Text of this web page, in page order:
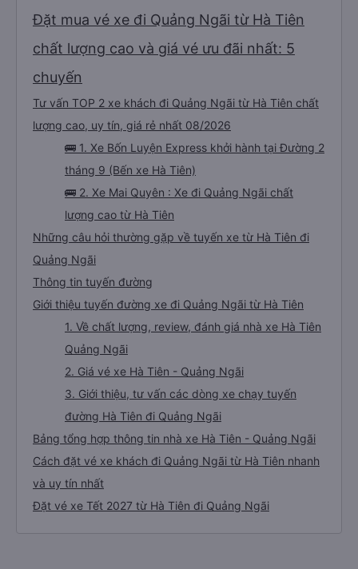
Đặt mua vé xe đi Quảng Ngãi từ Hà Tiên
chất lượng cao và giá vé ưu đãi nhất: 5
chuyến
Tư vấn TOP 2 xe khách đi Quảng Ngãi từ Hà Tiên chất
lượng cao, uy tín, giá rẻ nhất 08/2026
🚌 1. Xe Bốn Luyện Express khởi hành tại Đường 2
tháng 9 (Bến xe Hà Tiên)
🚌 2. Xe Mai Quyên : Xe đi Quảng Ngãi chất
lượng cao từ Hà Tiên
Những câu hỏi thường gặp về tuyến xe từ Hà Tiên đi
Quảng Ngãi
Thông tin tuyến đường
Giới thiệu tuyến đường xe đi Quảng Ngãi từ Hà Tiên
1. Về chất lượng, review, đánh giá nhà xe Hà Tiên
Quảng Ngãi
2. Giá vé xe Hà Tiên - Quảng Ngãi
3. Giới thiệu, tư vấn các dòng xe chạy tuyến
đường Hà Tiên đi Quảng Ngãi
Bảng tổng hợp thông tin nhà xe Hà Tiên - Quảng Ngãi
Cách đặt vé xe khách đi Quảng Ngãi từ Hà Tiên nhanh
và uy tín nhất
Đặt vé xe Tết 2027 từ Hà Tiên đi Quảng Ngãi